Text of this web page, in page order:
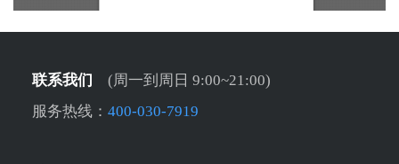
联系我们
(周一到周日 9:00~21:00)
服务热线： 400-030-7919